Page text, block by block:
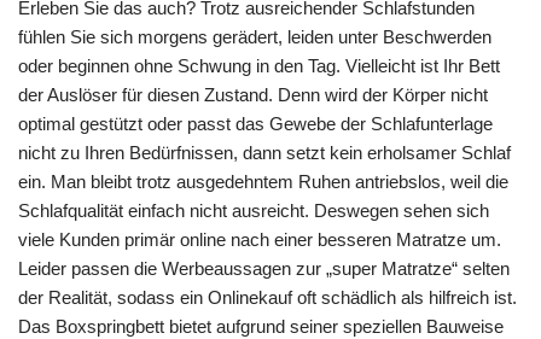
Erleben Sie das auch? Trotz ausreichender Schlafstunden
fühlen Sie sich morgens gerädert, leiden unter Beschwerden
oder beginnen ohne Schwung in den Tag. Vielleicht ist Ihr Bett
der Auslöser für diesen Zustand. Denn wird der Körper nicht
optimal gestützt oder passt das Gewebe der Schlafunterlage
nicht zu Ihren Bedürfnissen, dann setzt kein erholsamer Schlaf
ein. Man bleibt trotz ausgedehntem Ruhen antriebslos, weil die
Schlafqualität einfach nicht ausreicht. Deswegen sehen sich
viele Kunden primär online nach einer besseren Matratze um.
Leider passen die Werbeaussagen zur „super Matratze“ selten
der Realität, sodass ein Onlinekauf oft schädlich als hilfreich ist.
Das Boxspringbett bietet aufgrund seiner speziellen Bauweise